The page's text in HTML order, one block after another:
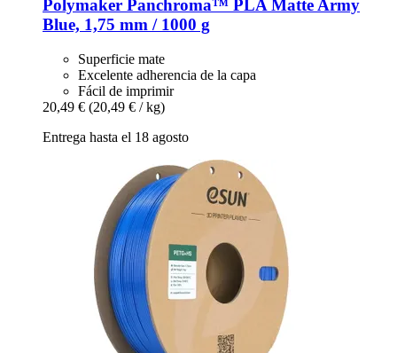
Polymaker Panchroma™ PLA Matte Army
Blue, 1,75 mm / 1000 g
Superficie mate
Excelente adherencia de la capa
Fácil de imprimir
20,49 € (20,49 € / kg)
Entrega hasta el 18 agosto